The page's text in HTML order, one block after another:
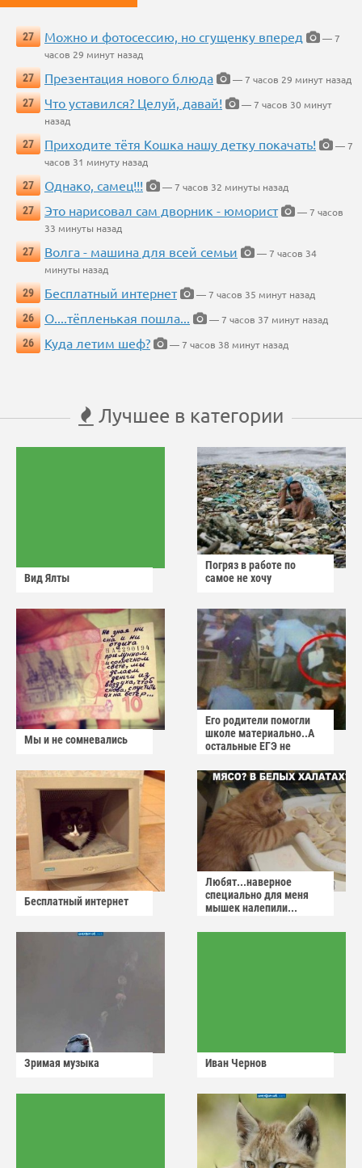
27 Можно и фотосессию, но сгущенку вперед
— 7
часов 29 минут назад
27
Презентация нового блюда
— 7 часов 29 минут назад
27
Что уставился? Целуй, давай!
— 7 часов 30 минут
назад
27
Приходите тётя Кошка нашу детку покачать!
— 7
часов 31 минуту назад
27
Однако, самец!!!
— 7 часов 32 минуты назад
27
Это нарисовал сам дворник - юморист
— 7 часов
33 минуты назад
27
Волга - машина для всей семьи
— 7 часов 34
минуты назад
29
Бесплатный интернет
— 7 часов 35 минут назад
26
О....тёпленькая пошла...
— 7 часов 37 минут назад
26
Куда летим шеф? — 7 часов 38 минут назад
Лучшее в категории
Вид Ялты
Погряз в работе по
самое не хочу
Мы и не сомневались
Его родители помогли
школе материально..А
остальные ЕГЭ не
Бесплатный интернет
Любят...наверное
специально для меня
мышек налепили...
Зримая музыка Иван Чернов